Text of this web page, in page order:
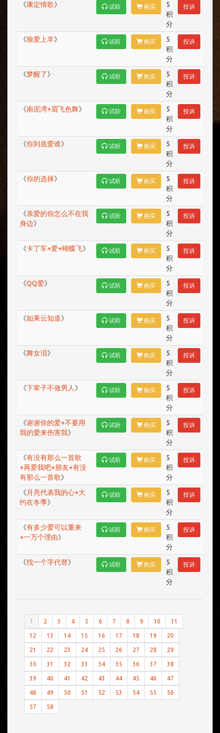
《康定情歌》 试听 购买
5
积
分
投诉
《狼爱上羊》 试听 购买
5
积
分
投诉
《梦醒了》 试听 购买
5
积
分
投诉
《南泥湾+眉飞色舞》 试听 购买
5
积
分
投诉
《你到底爱谁》 试听 购买
5
积
分
投诉
《你的选择》 试听 购买
5
积
分
投诉
《亲爱的你怎么不在我
身边》
试听 购买
5
积
分
投诉
《卡丁车+爱+蝴蝶飞》 试听 购买
5
积
分
投诉
《QQ爱》 试听 购买
5
积
分
投诉
《如果云知道》 试听 购买
5
积
分
投诉
《舞女泪》 试听 购买
5
积
分
投诉
《下辈子不做男人 》 试听 购买
5
积
分
投诉
《谢谢你的爱+不要用
我的爱来伤害我》
试听 购买
5
积
分
投诉
《有没有那么一首歌
+再爱我吧+朋友+有没
有那么一首歌》
试听 购买
5
积
分
投诉
《 月亮代表我的心+大
约在冬季》
试听 购买
5
积
分
投诉
《有多少爱可以重来
+一万个理由》
试听 购买
5
积
分
投诉
《找一个字代替》 试听 购买
5
积
分
投诉
1 2 3 4 5 6 7 8 9 10 11
12 13 14 15 16 17 18 19 20
21 22 23 24 25 26 27 28 29
30 31 32 33 34 35 36 37 38
39 40 41 42 43 44 45 46 47
48 49 50 51 52 53 54 55 56
57 58